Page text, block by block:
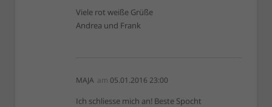
Viele rot weiße Grüße
Andrea und Frank
MAJA am 05.01.2016 23:00
Ich schliesse mich an! Beste Spocht